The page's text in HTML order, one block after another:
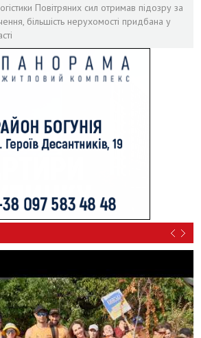
Повітряних сил отримав підозру за
більшість нерухомості придбана у